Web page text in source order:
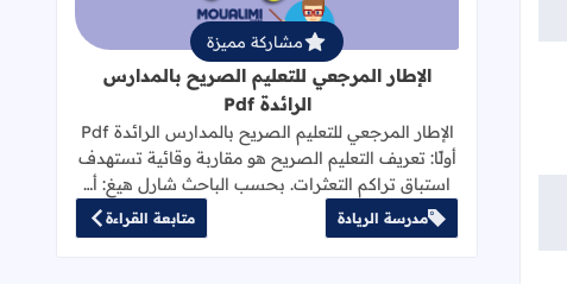
مشاركة مميزة
الإطار المرجعي للتعليم الصريح بالمدارس
الرائدة Pdf
الإطار المرجعي للتعليم الصريح بالمدارس الرائدة Pdf
أولًا: تعريف التعليم الصريح هو مقاربة وقائية تستهدف
استباق تراكم التعثرات. بحسب الباحث شارل هيغ: أ…
مدرسة الريادة متابعة القراءة